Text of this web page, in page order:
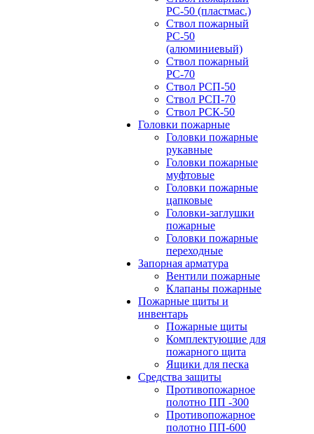
РС-50 (пластмас.)
Ствол пожарный
РС-50
(алюминиевый)
Ствол пожарный
РС-70
Ствол РСП-50
Ствол РСП-70
Ствол РСК-50
Головки пожарные
Головки пожарные
рукавные
Головки пожарные
муфтовые
Головки пожарные
цапковые
Головки-заглушки
пожарные
Головки пожарные
переходные
Запорная арматура
Вентили пожарные
Клапаны пожарные
Пожарные щиты и
инвентарь
Пожарные щиты
Комплектующие для
пожарного щита
Ящики для песка
Средства защиты
Противопожарное
полотно ПП -300
Противопожарное
полотно ПП-600